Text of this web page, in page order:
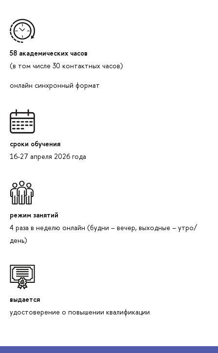
58 академических часов
(в том числе 30 контактных часов)
онлайн синхронный формат
сроки обучения
16-27 апреля 2026 года
режим занятий
4 раза в неделю онлайн (будни – вечер, выходные – утро/
день)
выдается
удостоверение о повышении квалификации